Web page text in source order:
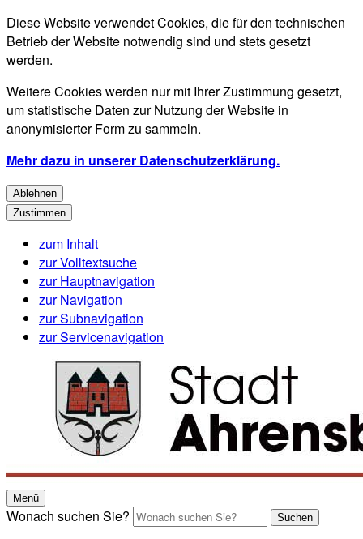
Diese Website verwendet Cookies, die für den technischen
Betrieb der Website notwendig sind und stets gesetzt
werden.
Weitere Cookies werden nur mit Ihrer Zustimmung gesetzt,
um statistische Daten zur Nutzung der Website in
anonymisierter Form zu sammeln.
Mehr dazu in unserer Datenschutzerklärung.
Ablehnen
Zustimmen
zum Inhalt
zur Volltextsuche
zur Hauptnavigation
zur Navigation
zur Subnavigation
zur Servicenavigation
Menü
Wonach suchen Sie? Suchen